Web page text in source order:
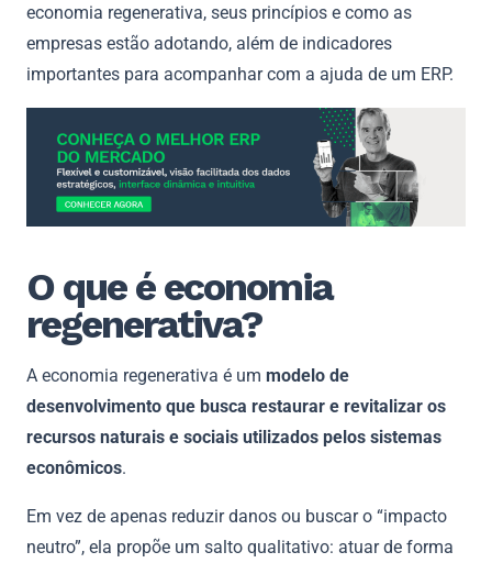
economia regenerativa, seus princípios e como as
empresas estão adotando, além de indicadores
importantes para acompanhar com a ajuda de um ERP.
O que é economia
regenerativa?
A economia regenerativa é um modelo de
desenvolvimento que busca restaurar e revitalizar os
recursos naturais e sociais utilizados pelos sistemas
econômicos.
Em vez de apenas reduzir danos ou buscar o “impacto
neutro”, ela propõe um salto qualitativo: atuar de forma